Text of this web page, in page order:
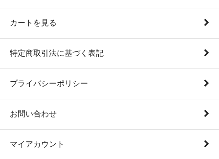
カートを見る
特定商取引法に基づく表記
プライバシーポリシー
お問い合わせ
マイアカウント